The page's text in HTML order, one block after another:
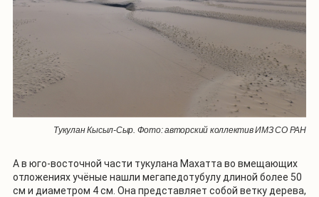
Тукулан Кысыл-Сыр. Фото: авторский коллектив ИМЗ СО РАН
А в юго-восточной части тукулана Махатта во вмещающих
отложениях учёные нашли мегапедотубулу длиной более 50
см и диаметром 4 см. Она представляет собой ветку дерева,